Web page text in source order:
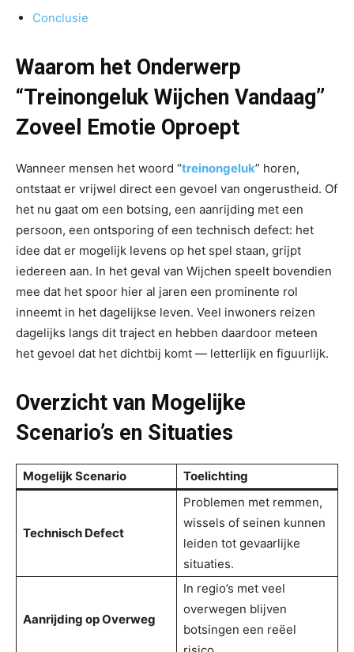
Conclusie
Waarom het Onderwerp
“Treinongeluk Wijchen Vandaag”
Zoveel Emotie Oproept
Wanneer mensen het woord “treinongeluk” horen,
ontstaat er vrijwel direct een gevoel van ongerustheid. Of
het nu gaat om een botsing, een aanrijding met een
persoon, een ontsporing of een technisch defect: het
idee dat er mogelijk levens op het spel staan, grijpt
iedereen aan. In het geval van Wijchen speelt bovendien
mee dat het spoor hier al jaren een prominente rol
inneemt in het dagelijkse leven. Veel inwoners reizen
dagelijks langs dit traject en hebben daardoor meteen
het gevoel dat het dichtbij komt — letterlijk en figuurlijk.
Overzicht van Mogelijke
Scenario’s en Situaties
Mogelijk Scenario Toelichting
Technisch Defect
Problemen met remmen,
wissels of seinen kunnen
leiden tot gevaarlijke
situaties.
Aanrijding op Overweg
In regio’s met veel
overwegen blijven
botsingen een reëel